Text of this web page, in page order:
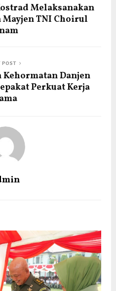
Melaksanakan
TNI Choirul
POST
Danjen
Perkuat Kerja